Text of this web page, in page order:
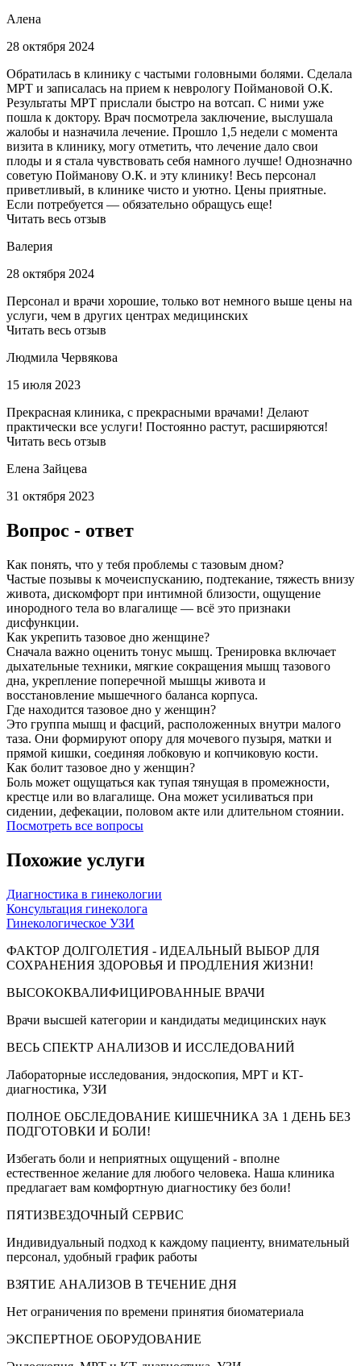
Алена
28 октября 2024
Обратилась в клинику с частыми головными болями. Сделала
МРТ и записалась на прием к неврологу Поймановой О.К.
Результаты МРТ прислали быстро на вотсап. С ними уже
пошла к доктору. Врач посмотрела заключение, выслушала
жалобы и назначила лечение. Прошло 1,5 недели с момента
визита в клинику, могу отметить, что лечение дало свои
плоды и я стала чувствовать себя намного лучше! Однозначно
советую Пойманову О.К. и эту клинику! Весь персонал
приветливый, в клинике чисто и уютно. Цены приятные.
Если потребуется — обязательно обращусь еще!
Читать весь отзыв
Валерия
28 октября 2024
Персонал и врачи хорошие, только вот немного выше цены на
услуги, чем в других центрах медицинских
Читать весь отзыв
Людмила Червякова
15 июля 2023
Прекрасная клиника, с прекрасными врачами! Делают
практически все услуги! Постоянно растут, расширяются!
Читать весь отзыв
Елена Зайцева
31 октября 2023
Вопрос - ответ
Как понять, что у тебя проблемы с тазовым дном?
Частые позывы к мочеиспусканию, подтекание, тяжесть внизу
живота, дискомфорт при интимной близости, ощущение
инородного тела во влагалище — всё это признаки
дисфункции.
Как укрепить тазовое дно женщине?
Сначала важно оценить тонус мышц. Тренировка включает
дыхательные техники, мягкие сокращения мышц тазового
дна, укрепление поперечной мышцы живота и
восстановление мышечного баланса корпуса.
Где находится тазовое дно у женщин?
Это группа мышц и фасций, расположенных внутри малого
таза. Они формируют опору для мочевого пузыря, матки и
прямой кишки, соединяя лобковую и копчиковую кости.
Как болит тазовое дно у женщин?
Боль может ощущаться как тупая тянущая в промежности,
крестце или во влагалище. Она может усиливаться при
сидении, дефекации, половом акте или длительном стоянии.
Посмотреть все вопросы
Похожие услуги
Диагностика в гинекологии
Консультация гинеколога
Гинекологическое УЗИ
ФАКТОР ДОЛГОЛЕТИЯ - ИДЕАЛЬНЫЙ ВЫБОР ДЛЯ
СОХРАНЕНИЯ ЗДОРОВЬЯ И ПРОДЛЕНИЯ ЖИЗНИ!
ВЫСОКОКВАЛИФИЦИРОВАННЫЕ ВРАЧИ
Врачи высшей категории и кандидаты медицинских наук
ВЕСЬ СПЕКТР АНАЛИЗОВ И ИССЛЕДОВАНИЙ
Лабораторные исследования, эндоскопия, МРТ и КТ-
диагностика, УЗИ
ПОЛНОЕ ОБСЛЕДОВАНИЕ КИШЕЧНИКА ЗА 1 ДЕНЬ БЕЗ
ПОДГОТОВКИ И БОЛИ!
Избегать боли и неприятных ощущений - вполне
естественное желание для любого человека. Наша клиника
предлагает вам комфортную диагностику без боли!
ПЯТИЗВЕЗДОЧНЫЙ СЕРВИС
Индивидуальный подход к каждому пациенту, внимательный
персонал, удобный график работы
ВЗЯТИЕ АНАЛИЗОВ В ТЕЧЕНИЕ ДНЯ
Нет ограничения по времени принятия биоматериала
ЭКСПЕРТНОЕ ОБОРУДОВАНИЕ